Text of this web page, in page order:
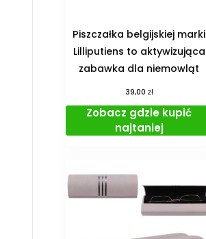
Piszczałka belgijskiej marki
Lilliputiens to aktywizująca
zabawka dla niemowląt
39,00 zł
Zobacz gdzie kupić
najtaniej